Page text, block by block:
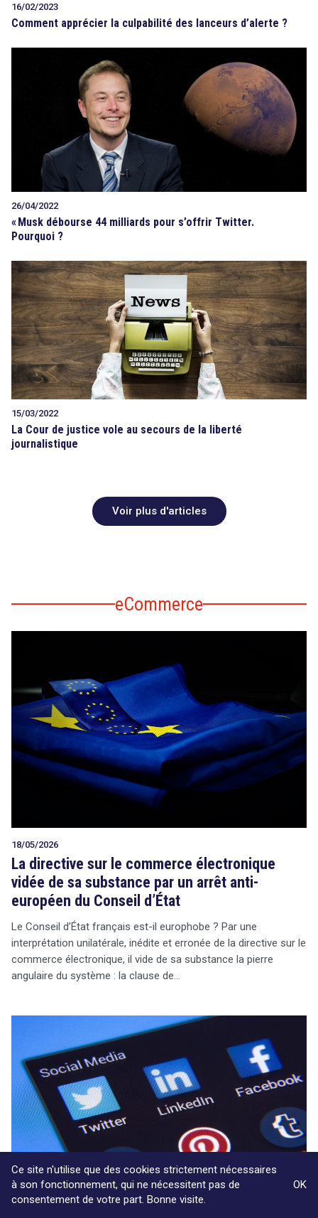
16/02/2023
Comment apprécier la culpabilité des lanceurs d’alerte ?
26/04/2022
« Musk débourse 44 milliards pour s’offrir Twitter.
Pourquoi ?
15/03/2022
La Cour de justice vole au secours de la liberté
journalistique
Voir plus d'articles
eCommerce
18/05/2026
La directive sur le commerce électronique
vidée de sa substance par un arrêt anti-
européen du Conseil d’État
Le Conseil d’État français est-il europhobe ? Par une
interprétation unilatérale, inédite et erronée de la directive sur le
commerce électronique, il vide de sa substance la pierre
angulaire du système : la clause de…
Ce site n'utilise que des cookies strictement nécessaires
à son fonctionnement, qui ne nécessitent pas de
consentement de votre part. Bonne visite.
OK